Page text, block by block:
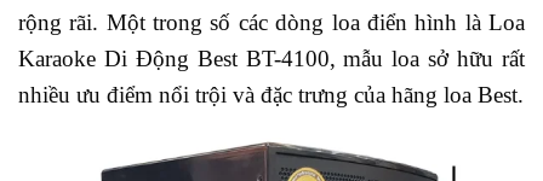
rộng rãi. Một trong số các dòng loa điển hình là Loa
Karaoke Di Động Best BT-4100, mẫu loa sở hữu rất
nhiều ưu điểm nổi trội và đặc trưng của hãng loa Best.